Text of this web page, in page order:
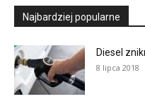
Najbardziej popularne
Diesel
8 lipca 2018